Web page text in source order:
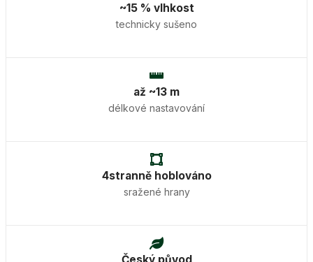
~15 % vlhkost
technicky sušeno
až ~13 m
délkové nastavování
4stranně hoblováno
sražené hrany
Český původ